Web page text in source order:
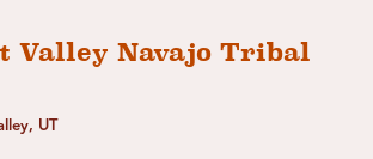
Valley Navajo Tribal
UT